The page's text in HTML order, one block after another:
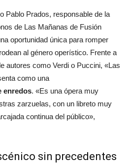
Pablo Prados, responsable de la
de Las Mañanas de Fusión
oportunidad única para romper
al género operístico. Frente a
autores como Verdi o Puccini, «Las
como una
enredos. «Es una ópera muy
zarzuelas, con un libreto muy
continua del público»,
sin precedentes